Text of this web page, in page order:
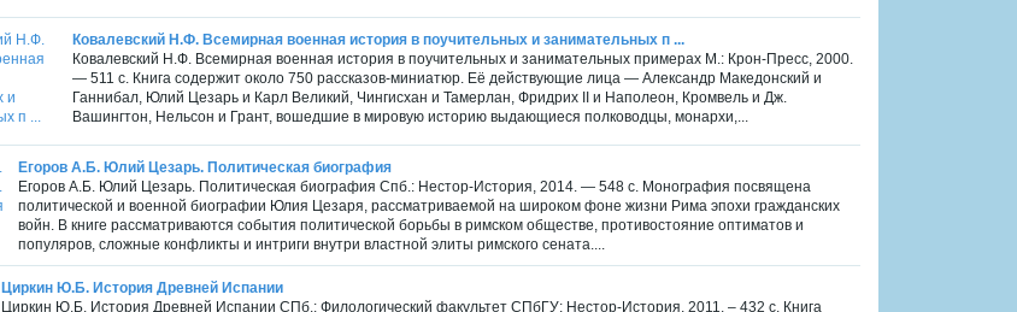
Ковалевский Н.Ф. Всемирная военная история в поучительных и занимательных п ...
Ковалевский Н.Ф. Всемирная военная история в поучительных и занимательных примерах М.: Крон-Пресс, 2000.
— 511 c. Книга содержит около 750 рассказов-миниатюр. Её действующие лица — Александр Македонский и
Ганнибал, Юлий Цезарь и Карл Великий, Чингисхан и Тамерлан, Фридрих II и Наполеон, Кромвель и Дж.
Вашингтон, Нельсон и Грант, вошедшие в мировую историю выдающиеся полководцы, монархи,...
Егоров А.Б. Юлий Цезарь. Политическая биография
Егоров А.Б. Юлий Цезарь. Политическая биография Спб.: Нестор-История, 2014. — 548 с. Монография посвящена
политической и военной биографии Юлия Цезаря, рассматриваемой на широком фоне жизни Рима эпохи гражданских
войн. В книге рассматриваются события политической борьбы в римском обществе, противостояние оптиматов и
популяров, сложные конфликты и интриги внутри властной элиты римского сената....
Циркин Ю.Б. История Древней Испании
Циркин Ю.Б. История Древней Испании СПб.: Филологический факультет СПбГУ; Нестор-История, 2011. – 432 с. Книга